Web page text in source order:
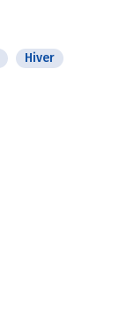
Hiver